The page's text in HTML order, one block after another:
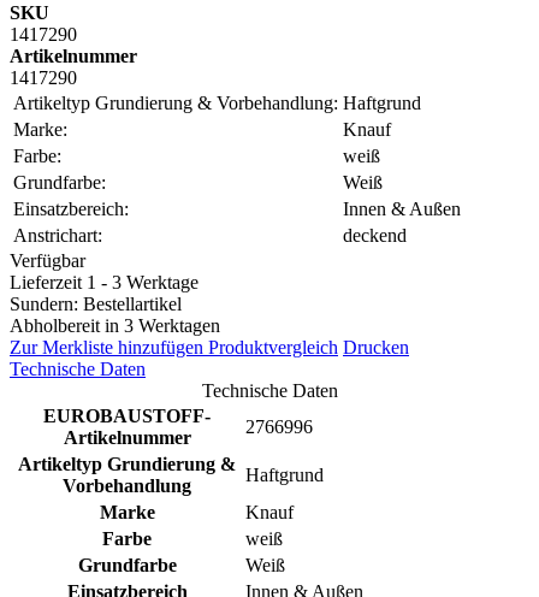
SKU
1417290
Artikelnummer
1417290
Artikeltyp Grundierung & Vorbehandlung: Haftgrund
Marke:
Knauf
Farbe:
weiß
Grundfarbe:
Weiß
Einsatzbereich:
Innen & Außen
Anstrichart:
deckend
Verfügbar
Lieferzeit 1 - 3 Werktage
Sundern: Bestellartikel
Abholbereit in 3 Werktagen
Zur Merkliste hinzufügen Produktvergleich Drucken
Technische Daten
Technische Daten
EUROBAUSTOFF-
Artikelnummer
2766996
Artikeltyp Grundierung &
Vorbehandlung
Haftgrund
Marke
Knauf
Farbe
weiß
Grundfarbe
Weiß
Einsatzbereich
Innen & Außen